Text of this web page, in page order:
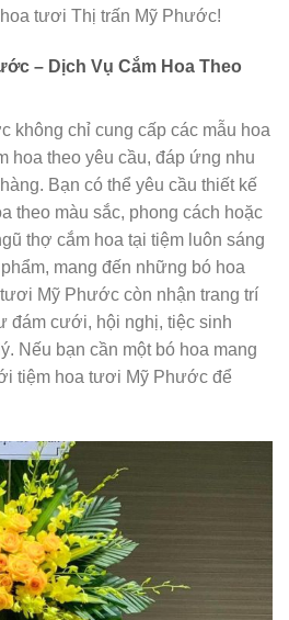
tươi Thị trấn Mỹ Phước!
– Dịch Vụ Cắm Hoa Theo
không chỉ cung cấp các mẫu hoa
hoa theo yêu cầu, đáp ứng nhu
Bạn có thể yêu cầu thiết kế
theo màu sắc, phong cách hoặc
thợ cắm hoa tại tiệm luôn sáng
mang đến những bó hoa
Mỹ Phước còn nhận trang trí
đám cưới, hội nghị, tiệc sinh
Nếu bạn cần một bó hoa mang
tiệm hoa tươi Mỹ Phước để